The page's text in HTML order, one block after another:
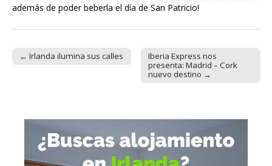
además de poder beberla el día de San Patricio!
← Irlanda ilumina sus calles
Iberia Express nos
presenta: Madrid – Cork
nuevo destino →